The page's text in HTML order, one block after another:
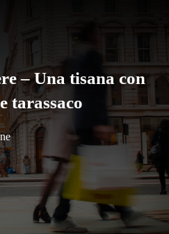
– Una tisana con
tarassaco